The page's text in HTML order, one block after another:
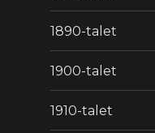
1890-talet
1900-talet
1910-talet